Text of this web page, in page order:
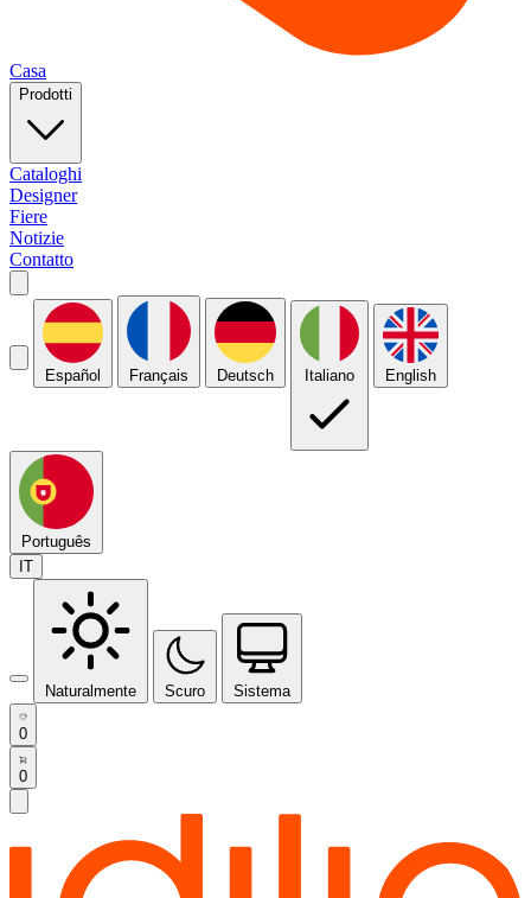
Casa
Prodotti
Cataloghi
Designer
Fiere
Notizie
Contatto
Español Français Deutsch Italiano English
Português
IT
Naturalmente Scuro Sistema
0
0